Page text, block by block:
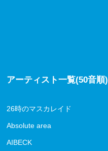
アーティスト一覧(50音順)
26時のマスカレイド
Absolute area
AIBECK